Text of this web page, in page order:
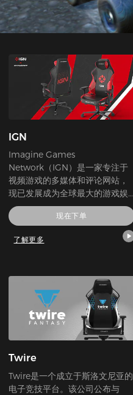
IGN
Imagine Games
Network（IGN）是一家专注于
视频游戏的多媒体和评论网站，
现已发展成为全球最大的游戏娱
乐媒体。
现在下单
了解更多
Twire
Twire是一个成立于斯洛文尼亚的
电子竞技平台。该公司公布与